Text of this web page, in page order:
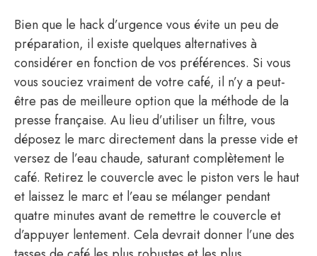
Bien que le hack d’urgence vous évite un peu de
préparation, il existe quelques alternatives à
considérer en fonction de vos préférences. Si vous
vous souciez vraiment de votre café, il n’y a peut-
être pas de meilleure option que la méthode de la
presse française. Au lieu d’utiliser un filtre, vous
déposez le marc directement dans la presse vide et
versez de l’eau chaude, saturant complètement le
café. Retirez le couvercle avec le piston vers le haut
et laissez le marc et l’eau se mélanger pendant
quatre minutes avant de remettre le couvercle et
d’appuyer lentement. Cela devrait donner l’une des